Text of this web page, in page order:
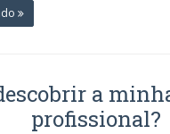
a
profissional?